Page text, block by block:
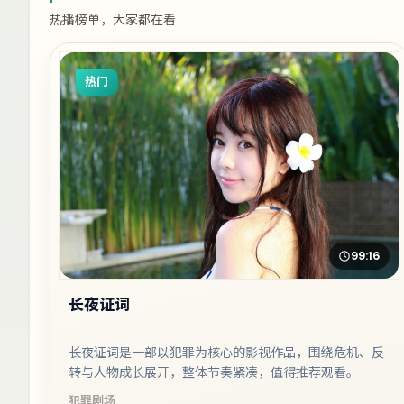
热播榜单，大家都在看
热门
99:16
长夜证词
长夜证词是一部以犯罪为核心的影视作品，围绕危机、反
转与人物成长展开，整体节奏紧凑，值得推荐观看。
犯罪剧场